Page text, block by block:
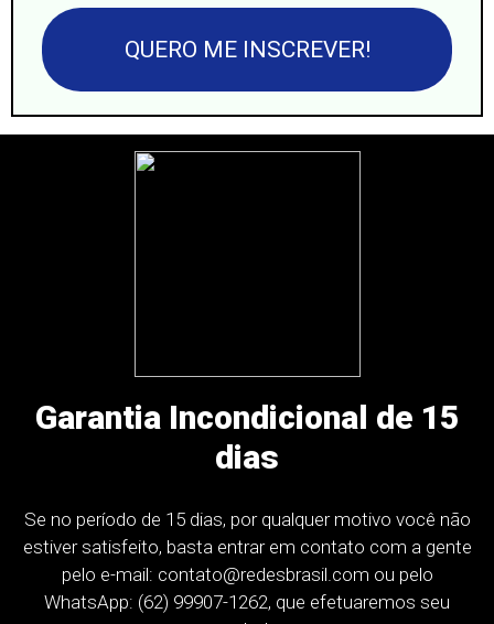
QUERO ME INSCREVER!
Garantia Incondicional de 15
dias
Se no período de 15 dias, por qualquer motivo você não
estiver satisfeito, basta entrar em contato com a gente
pelo e-mail: contato@redesbrasil.com ou pelo
WhatsApp: (62) 99907-1262, que efetuaremos seu